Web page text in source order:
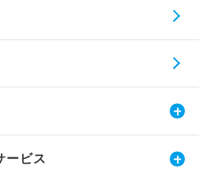
ービス